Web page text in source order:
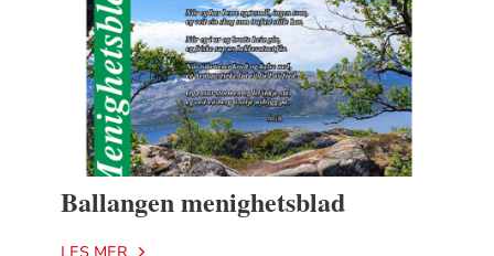
Ballangen menighetsblad